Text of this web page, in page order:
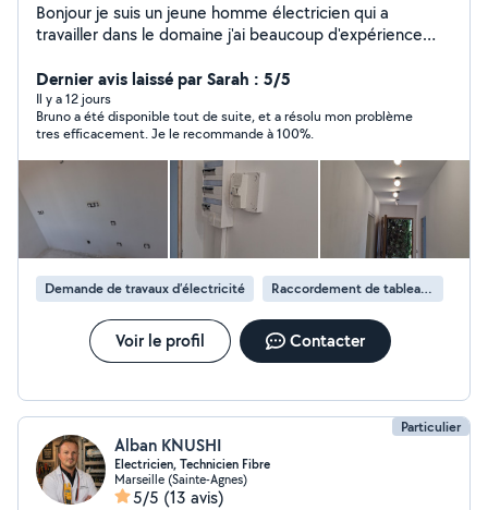
Bonjour je suis un jeune homme électricien qui a
travailler dans le domaine j'ai beaucoup d'expérience
grand plaisir,je suis également peintre ces mon métier
secondaire.
Dernier avis laissé par Sarah : 5/5
Il y a 12 jours
Bruno a été disponible tout de suite, et a résolu mon problème
tres efficacement. Je le recommande à 100%.
Demande de travaux d’électricité Raccordement de tableau électrique
Voir le profil Contacter
Particulier
Alban KNUSHI
Electricien, Technicien Fibre
Marseille (Sainte-Agnes)
5/5 (13 avis)